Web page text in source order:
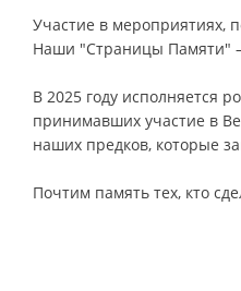
Участие в мероприятиях,
Наши "Страницы Памяти"
В 2025 году исполняется
принимавших участие в
наших предков, которые
Почтим память тех, кто